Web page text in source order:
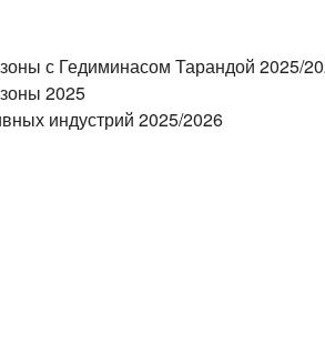
с Гедиминасом Тарандой 2025/
2025
индустрий 2025/2026